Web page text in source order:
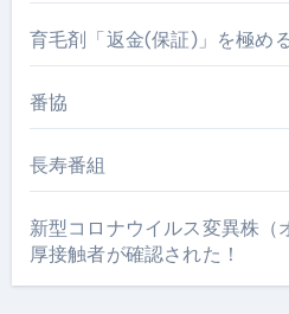
育毛剤「返金(保証)」を極め
番協
長寿番組
新型コロナウイルス変異株（
厚接触者が確認された！